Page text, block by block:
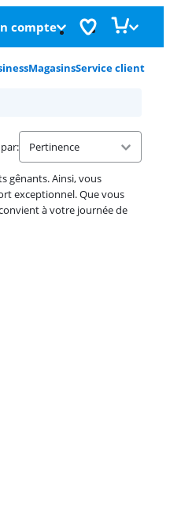
compte
MagasinsService client
:
gênants. Ainsi, vous
exceptionnel. Que vous
à votre journée de